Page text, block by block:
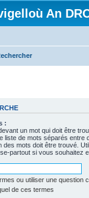
An
:
un mot qui doit être
liste de mots séparés entre
des mots doit être trouvé.
partout si vous souhaitez
ou utiliser une question
de ces termes